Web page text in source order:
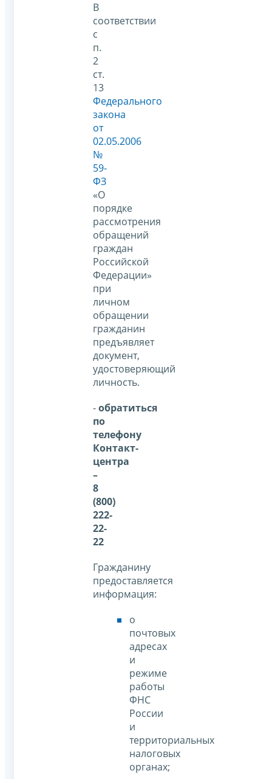
В
соответствии
с
п.
2
ст.
13
Федерального
закона
от
02.05.2006
№
59-
ФЗ
«О
порядке
рассмотрения
обращений
граждан
Российской
Федерации»
при
личном
обращении
гражданин
предъявляет
документ,
удостоверяющий
личность.
-обратиться
по
телефону
Контакт-
центра
–
8
(800)
222-
22-
22
Гражданину
предоставляется
информация:
о
почтовых
адресах
и
режиме
работы
ФНС
России
и
территориальных
налоговых
органах;